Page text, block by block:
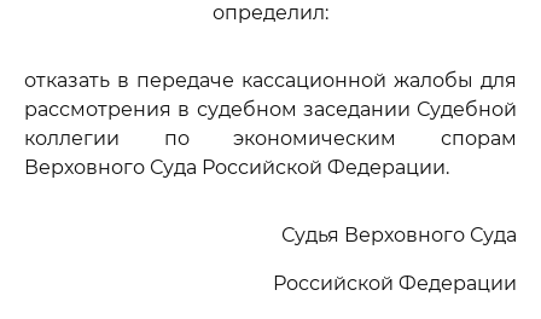
определил:
отказать в передаче кассационной жалобы для
рассмотрения в судебном заседании Судебной
коллегии по экономическим спорам
Верховного Суда Российской Федерации.
Судья Верховного Суда
Российской Федерации